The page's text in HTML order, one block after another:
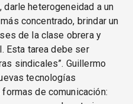
heterogeneidad a un
concentrado, brindar un
de la clase obrera y
Esta tarea debe ser
sindicales”. Guillermo
tecnologías
de comunicación: